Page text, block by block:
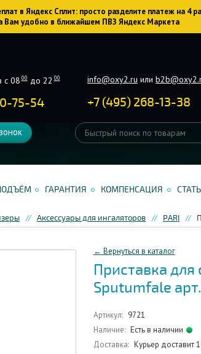
в Яндекс Сплит: просто разделите платеж на 4
Вам удобно в ближайшем ПВЗ Яндекс Маркета
с 08 00до 22 00
75-54
info@oxy2.ru или
+7 (495) 268-13-38
ГАРАНТИЯ КОМПЕНСАЦИЯ
Аксессуары для ингаляторов PARI
← Вернуться в каталог
Приставка для
Sputumfale
Артикул: 9721
Наличие: Есть в наличии
Доставка: Курьер доставит